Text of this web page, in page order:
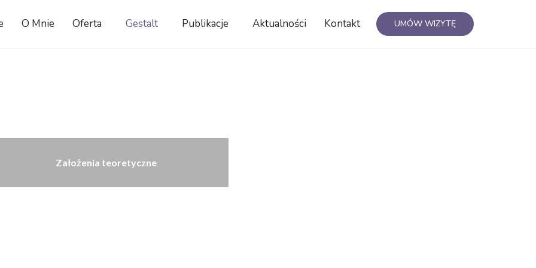
O Mnie Oferta Gestalt Publikacje Aktualności Kontakt UMÓW WIZYTĘ
Założenia teoretyczne